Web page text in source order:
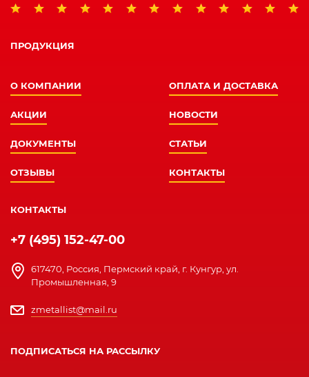
ПРОДУКЦИЯ
О КОМПАНИИ ОПЛАТА И ДОСТАВКА
АКЦИИ НОВОСТИ
ДОКУМЕНТЫ СТАТЬИ
ОТЗЫВЫ КОНТАКТЫ
КОНТАКТЫ
+7 (495) 152-47-00
617470, Россия, Пермский край, г. Кунгур, ул.
Промышленная, 9
zmetallist@mail.ru
ПОДПИСАТЬСЯ НА РАССЫЛКУ